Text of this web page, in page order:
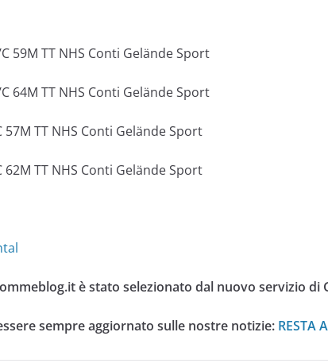
59M TT NHS Conti Gelände Sport
64M TT NHS Conti Gelände Sport
57M TT NHS Conti Gelände Sport
62M TT NHS Conti Gelände Sport
è stato selezionato dal nuovo servizio di
sempre aggiornato sulle nostre notizie: RESTA